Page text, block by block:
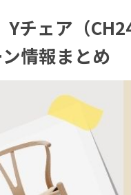
Yチェア（
情報まとめ